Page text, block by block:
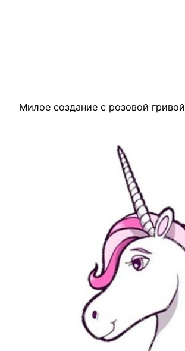
Милое создание с розовой гривой